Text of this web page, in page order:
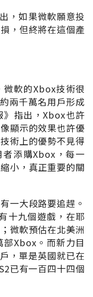
，如果微軟願意投
，但終將在這個產
微軟的Xbox技術很
兩千萬名用戶形成
》指出，Xbox也許
顯示的效果也許優
術上的優勢不見得
添購Xbox，每一
小，真正重要的關
一大段路要追趕。
十九個遊戲，在耶
微軟預估在北美洲
Xbox。而新力目
，單是英國就已在
已有一百四十四個